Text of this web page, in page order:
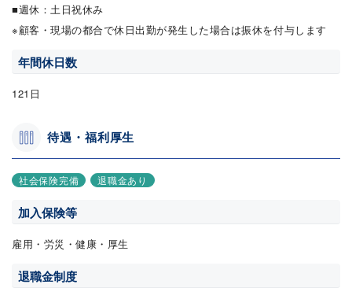
■週休：土日祝休み
※顧客・現場の都合で休日出勤が発生した場合は振休を付与します
年間休日数
121日
待遇・福利厚生
社会保険完備 退職金あり
加入保険等
雇用・労災・健康・厚生
退職金制度